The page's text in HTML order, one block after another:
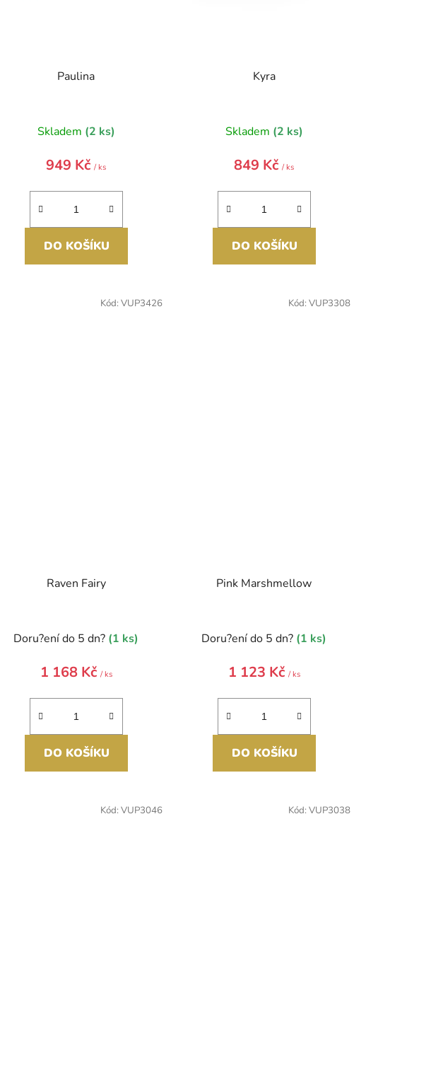
Paulina
Skladem (2 ks)
949 Kč/ ks
DO KOŠÍKU
Kyra
Skladem (2 ks)
849 Kč/ ks
DO KOŠÍKU
Raven Fairy
Doru?ení do 5 dn? (1 ks)
1 168 Kč / ks
DO KOŠÍKU
Kód: VUP3426
Pink Marshmellow
Doru?ení do 5 dn? (1 ks)
1 123 Kč / ks
DO KOŠÍKU
Kód: VUP3308
Kód: VUP3046 Kód: VUP3038